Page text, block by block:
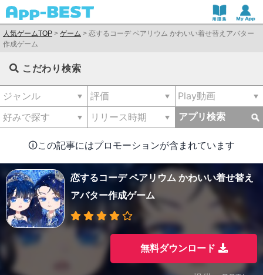
人気ゲームTOP > ゲーム > 恋するコーデ ペアリウム かわいい着せ替えアバター
作成ゲーム
こだわり検索
アプリ検索
🛈この記事にはプロモーションが含まれています
恋するコーデ ペアリウム かわいい着せ替え
アバター作成ゲーム
無料ダウンロード